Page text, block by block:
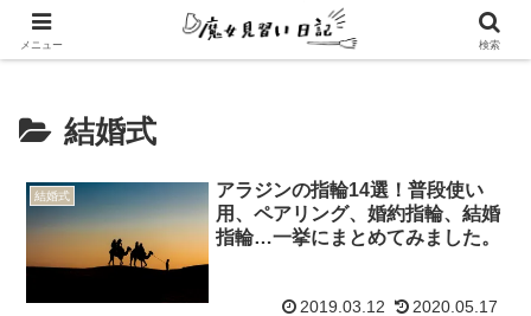
エンパスさんのための心地よい暮らし方
結婚式
結婚式
アラジンの指輪14選！普段使い
用、ペアリング、婚約指輪、結婚
指輪…一挙にまとめてみました。
2019.03.12 2020.05.17
メニュー 検索